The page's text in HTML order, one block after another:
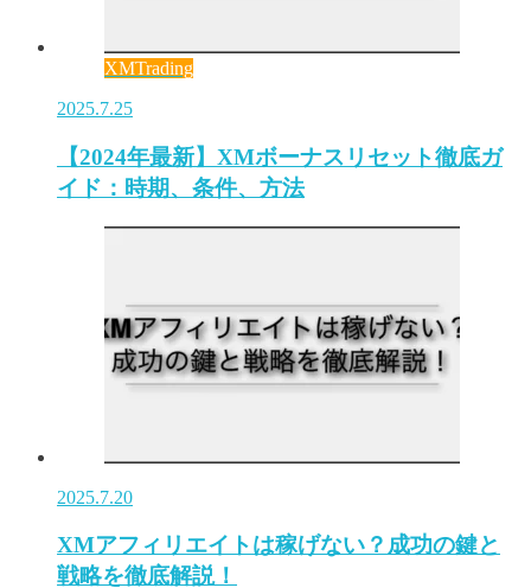
XMTrading
2025.7.25
【2024年最新】XMボーナスリセット徹底ガ
イド：時期、条件、方法
2025.7.20
XMアフィリエイトは稼げない？成功の鍵と
戦略を徹底解説！